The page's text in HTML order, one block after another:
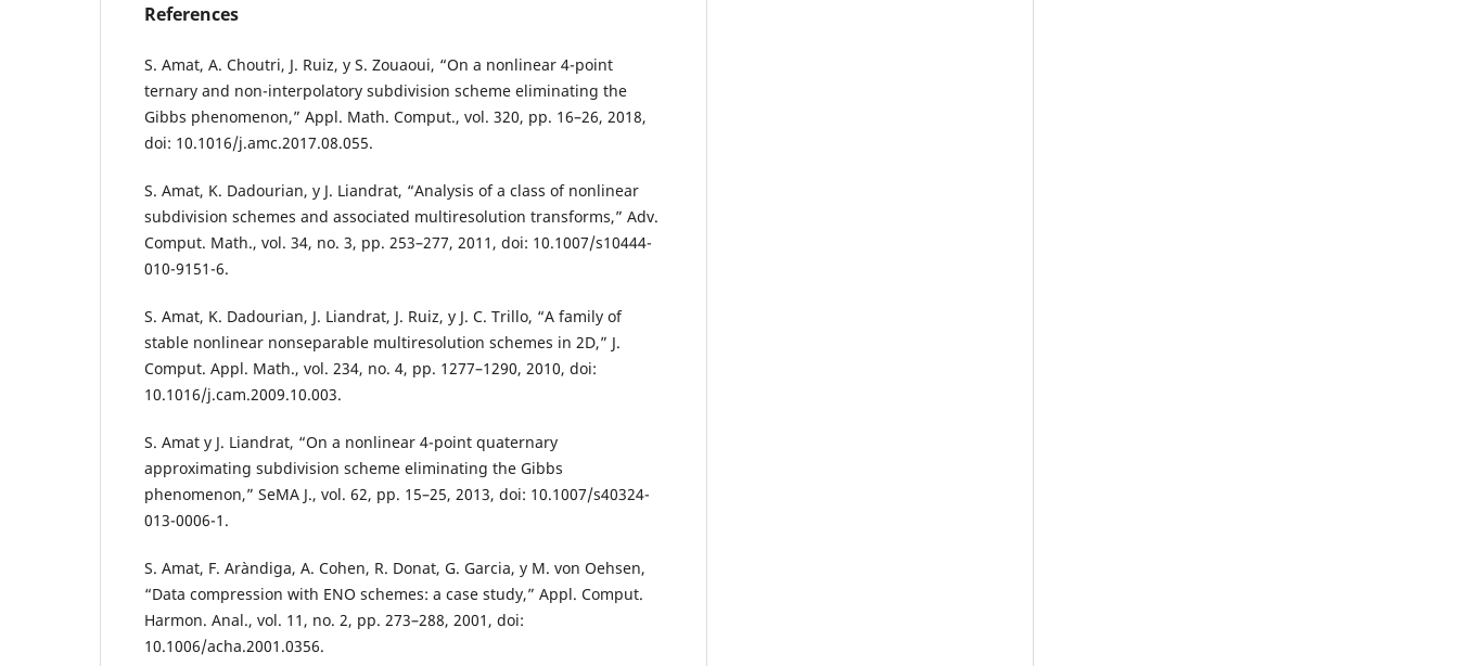
References
S. Amat, A. Choutri, J. Ruiz, y S. Zouaoui, “On a nonlinear 4-point
ternary and non-interpolatory subdivision scheme eliminating the
Gibbs phenomenon,” Appl. Math. Comput., vol. 320, pp. 16–26, 2018,
doi: 10.1016/j.amc.2017.08.055.
S. Amat, K. Dadourian, y J. Liandrat, “Analysis of a class of nonlinear
subdivision schemes and associated multiresolution transforms,” Adv.
Comput. Math., vol. 34, no. 3, pp. 253–277, 2011, doi: 10.1007/s10444-
010-9151-6.
S. Amat, K. Dadourian, J. Liandrat, J. Ruiz, y J. C. Trillo, “A family of
stable nonlinear nonseparable multiresolution schemes in 2D,” J.
Comput. Appl. Math., vol. 234, no. 4, pp. 1277–1290, 2010, doi:
10.1016/j.cam.2009.10.003.
S. Amat y J. Liandrat, “On a nonlinear 4-point quaternary
approximating subdivision scheme eliminating the Gibbs
phenomenon,” SeMA J., vol. 62, pp. 15–25, 2013, doi: 10.1007/s40324-
013-0006-1.
S. Amat, F. Aràndiga, A. Cohen, R. Donat, G. Garcia, y M. von Oehsen,
“Data compression with ENO schemes: a case study,” Appl. Comput.
Harmon. Anal., vol. 11, no. 2, pp. 273–288, 2001, doi:
10.1006/acha.2001.0356.